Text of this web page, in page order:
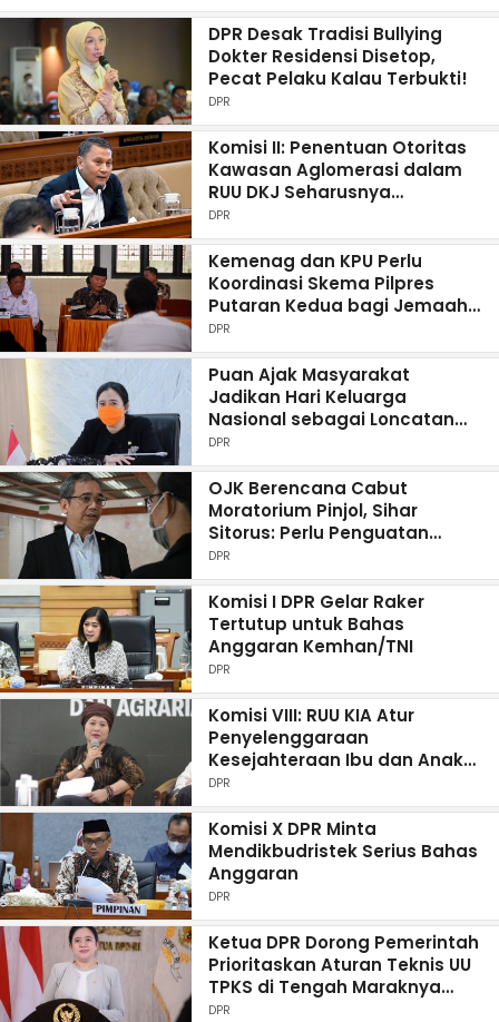
DPR Desak Tradisi Bullying
Dokter Residensi Disetop,
Pecat Pelaku Kalau Terbukti!
DPR
Komisi II: Penentuan Otoritas
Kawasan Aglomerasi dalam
RUU DKJ Seharusnya
Ditetapkan Presiden
Mendatang
DPR
Kemenag dan KPU Perlu
Koordinasi Skema Pilpres
Putaran Kedua bagi Jemaah
Haji
DPR
Puan Ajak Masyarakat
Jadikan Hari Keluarga
Nasional sebagai Loncatan
Tekan Stunting
DPR
OJK Berencana Cabut
Moratorium Pinjol, Sihar
Sitorus: Perlu Penguatan
Literasi Keuangan
DPR
Komisi I DPR Gelar Raker
Tertutup untuk Bahas
Anggaran Kemhan/TNI
DPR
Komisi VIII: RUU KIA Atur
Penyelenggaraan
Kesejahteraan Ibu dan Anak
secara Komprehensif
DPR
Komisi X DPR Minta
Mendikbudristek Serius Bahas
Anggaran
DPR
Ketua DPR Dorong Pemerintah
Prioritaskan Aturan Teknis UU
TPKS di Tengah Maraknya
Kasus Kekerasan Seksual
DPR